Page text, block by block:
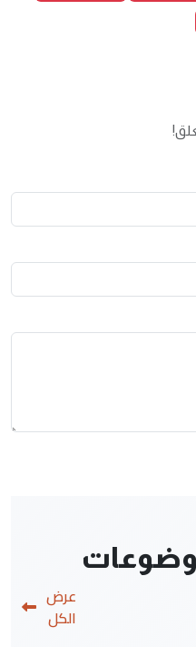
عرض
الكل